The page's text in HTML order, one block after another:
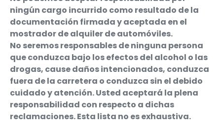
ningún cargo incurrido como resultado de la
documentación firmada y aceptada en el
mostrador de alquiler de automóviles.
No seremos responsables de ninguna persona
que conduzca bajo los efectos del alcohol o las
drogas, cause daños intencionados, conduzca
fuera de la carretera o conduzca sin el debido
cuidado y atención. Usted aceptará la plena
responsabilidad con respecto a dichas
reclamaciones. Esta lista no es exhaustiva.